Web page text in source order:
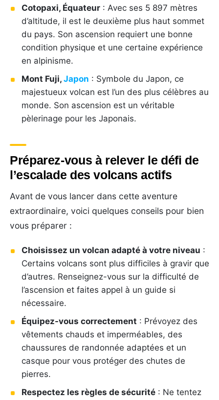
Cotopaxi, Équateur : Avec ses 5 897 mètres
d’altitude, il est le deuxième plus haut sommet
du pays. Son ascension requiert une bonne
condition physique et une certaine expérience
en alpinisme.
Mont Fuji, Japon : Symbole du Japon, ce
majestueux volcan est l’un des plus célèbres au
monde. Son ascension est un véritable
pèlerinage pour les Japonais.
Préparez-vous à relever le défi de
l’escalade des volcans actifs
Avant de vous lancer dans cette aventure
extraordinaire, voici quelques conseils pour bien
vous préparer :
Choisissez un volcan adapté à votre niveau :
Certains volcans sont plus difficiles à gravir que
d’autres. Renseignez-vous sur la difficulté de
l’ascension et faites appel à un guide si
nécessaire.
Équipez-vous correctement : Prévoyez des
vêtements chauds et imperméables, des
chaussures de randonnée adaptées et un
casque pour vous protéger des chutes de
pierres.
Respectez les règles de sécurité : Ne tentez